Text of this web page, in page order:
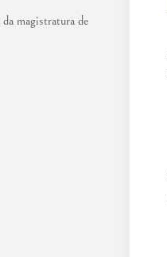
da magistratura de